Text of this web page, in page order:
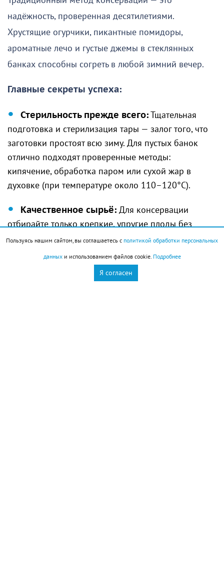
надёжность, проверенная десятилетиями.
Хрустящие огурчики, пикантные помидоры,
ароматные лечо и густые джемы в стеклянных
банках способны согреть в любой зимний вечер.
Главные секреты успеха:
Стерильность прежде всего:Тщательная
подготовка и стерилизация тары — залог того, что
заготовки простоят всю зиму. Для пустых банок
отлично подходят проверенные методы:
кипячение, обработка паром или сухой жар в
духовке (при температуре около 110–120°C).
Качественное сырьё: Для консервации
отбирайте только крепкие, упругие плоды без
повреждений и признаков порчи.
Правильный баланс:Строгое соблюдение
пропорций соли, сахара и кислоты (уксуса)
Пользуясь нашим сайтом, вы соглашаетесь с политикой обработки персональных
данныхи использованием файлов cookie. Подробнее
Я согласен